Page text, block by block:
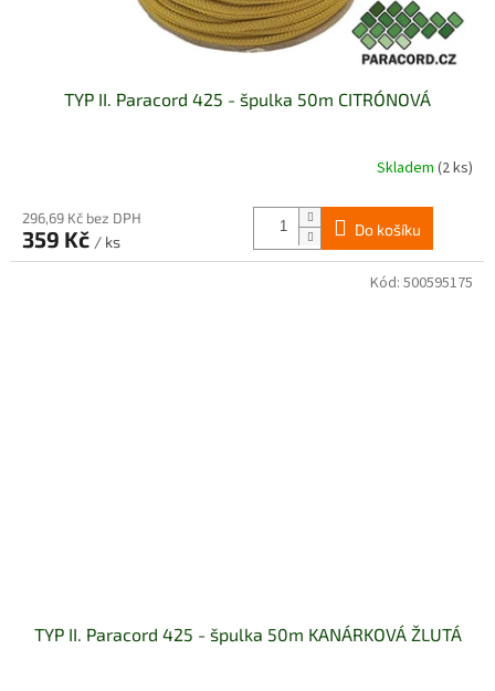
TYP II. Paracord 425 - špulka 50m CITRÓNOVÁ
Skladem (2 ks)
296,69 Kč bez DPH
359 Kč / ks
Do košíku
TYP II. Paracord 425 - špulka 50m KANÁRKOVÁ ŽLUTÁ
Kód: 500595175